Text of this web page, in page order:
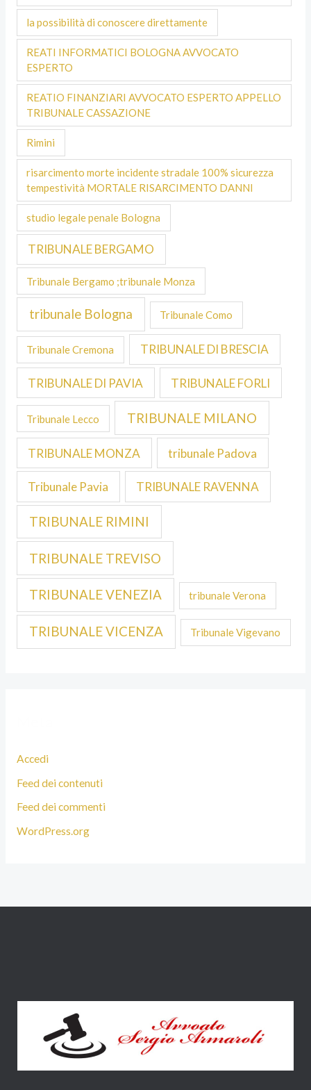
la possibilità di conoscere direttamente
REATI INFORMATICI BOLOGNA AVVOCATO
ESPERTO
REATIO FINANZIARI AVVOCATO ESPERTO APPELLO
TRIBUNALE CASSAZIONE
Rimini
risarcimento morte incidente stradale 100% sicurezza
tempestività MORTALE RISARCIMENTO DANNI
studio legale penale Bologna
TRIBUNALE BERGAMO
Tribunale Bergamo ;tribunale Monza
tribunale Bologna Tribunale Como
Tribunale Cremona TRIBUNALE DI BRESCIA
TRIBUNALE DI PAVIA TRIBUNALE FORLI
Tribunale Lecco TRIBUNALE MILANO
TRIBUNALE MONZA tribunale Padova
Tribunale Pavia TRIBUNALE RAVENNA
TRIBUNALE RIMINI
TRIBUNALE TREVISO
TRIBUNALE VENEZIA tribunale Verona
TRIBUNALE VICENZA Tribunale Vigevano
Accedi
Feed dei contenuti
Feed dei commenti
WordPress.org